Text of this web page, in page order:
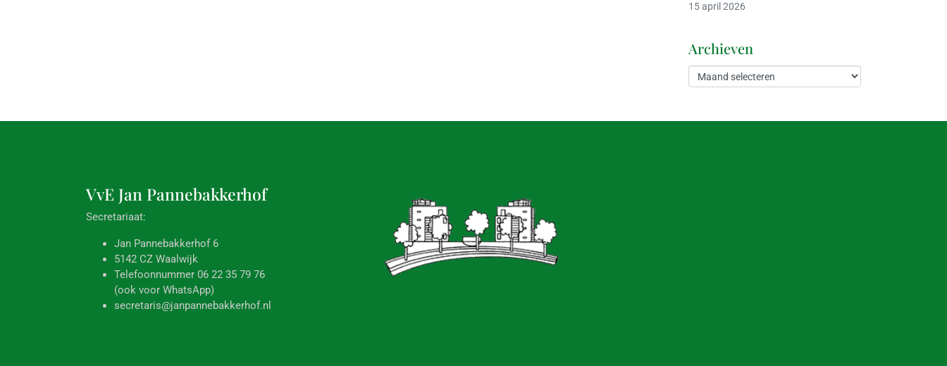
15 april 2026
Archieven
VvE Jan Pannebakkerhof
Secretariaat:
Jan Pannebakkerhof 6
5142 CZ Waalwijk
Telefoonnummer 06 22 35 79 76
(ook voor WhatsApp)
secretaris@janpannebakkerhof.nl